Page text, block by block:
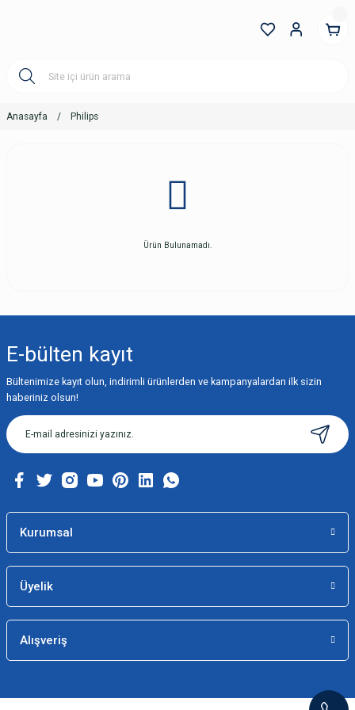
Anasayfa Philips
Ürün Bulunamadı.
E-bülten kayıt
Bültenimize kayıt olun, indirimli ürünlerden ve kampanyalardan ilk sizin
haberiniz olsun!
Kurumsal
Üyelik
Alışveriş